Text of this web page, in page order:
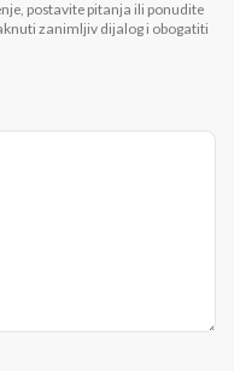
postavite pitanja ili ponudite
zanimljiv dijalog i obogatiti